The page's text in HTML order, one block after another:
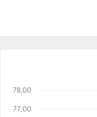
77,00
78,00